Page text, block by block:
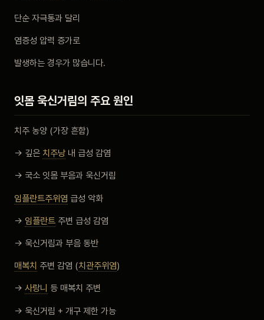
자주 묻는 질문
단순 자극통과 달리
염증성 압력 증가로
발생하는 경우가 많습니다.
잇몸 욱신거림의 주요 원인
치주 농양 (가장 흔함)
→ 깊은 치주낭 내 급성 감염
→ 국소 잇몸 부음과 욱신거림
임플란트주위염 급성 악화
→ 임플란트 주변 급성 감염
→ 욱신거림과 부음 동반
매복치 주변 감염 (치관주위염)
→ 사랑니 등 매복치 주변
→ 욱신거림 + 개구 제한 가능